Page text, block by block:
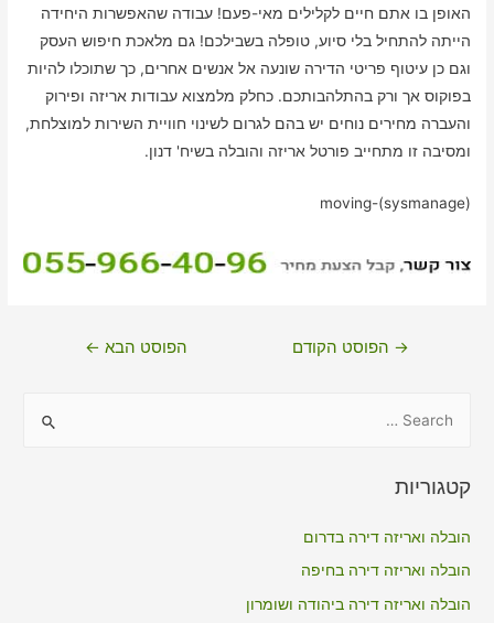
האופן בו אתם חיים לקלילים מאי-פעם! עבודה שהאפשרות היחידה
הייתה להתחיל בלי סיוע, טופלה בשבילכם! גם מלאכת חיפוש העסק
וגם כן עיטוף פריטי הדירה שונעה אל אנשים אחרים, כך שתוכלו להיות
בפוקוס אך ורק בהתלהבותכם. כחלק מלמצוא עבודות אריזה ופירוק
והעברה מחירים נוחים יש בהם לגרום לשינוי חוויית השירות למוצלחת,
ומסיבה זו מתחייב פורטל אריזה והובלה בשיח' דנון.
moving-(sysmanage)
ניווט→ הפוסט הקודם הפוסט הבא ←
r
o
קטגוריות
הובלה ואריזה דירה בדרום
הובלה ואריזה דירה בחיפה
הובלה ואריזה דירה ביהודה ושומרון